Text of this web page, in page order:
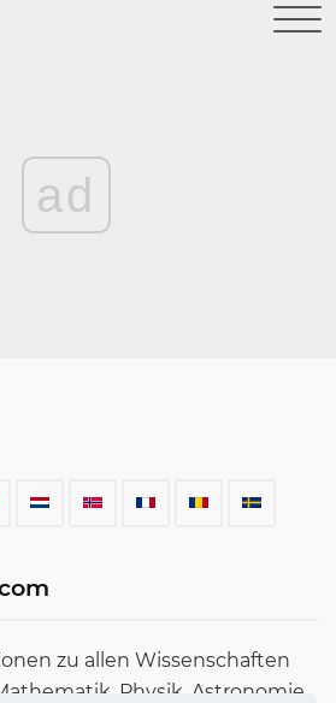
ad
zu allen Wissenschaften
Physik, Astronomie,